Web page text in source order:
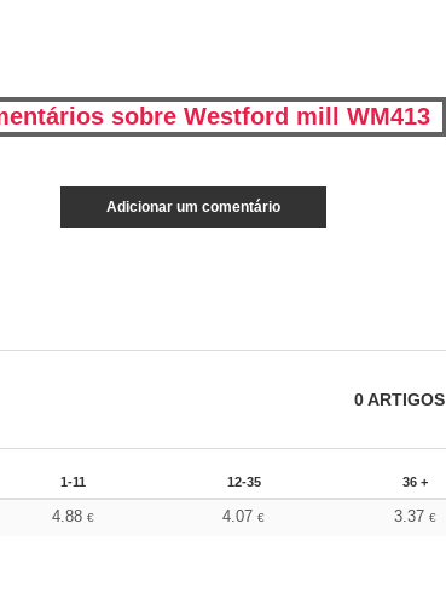
sobre Westford mill WM413
Adicionar um comentário
0ARTIGOS
1-11 12-35 36 +
4.88€ 4.07€ 3.37 €